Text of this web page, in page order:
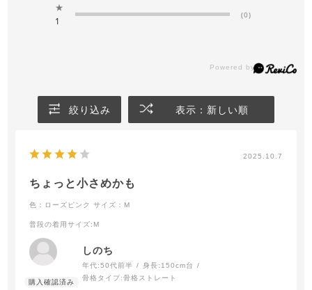
★
1
(0)
絞り込み 表示：新しい順
2025.10.7
ちょっと小さめかも
色：ローズピンク サイズ：M
普段の着用サイズ:M
しのち
年代:50代前半 身長: 150cm台
骨格タイプ:骨格ストレート